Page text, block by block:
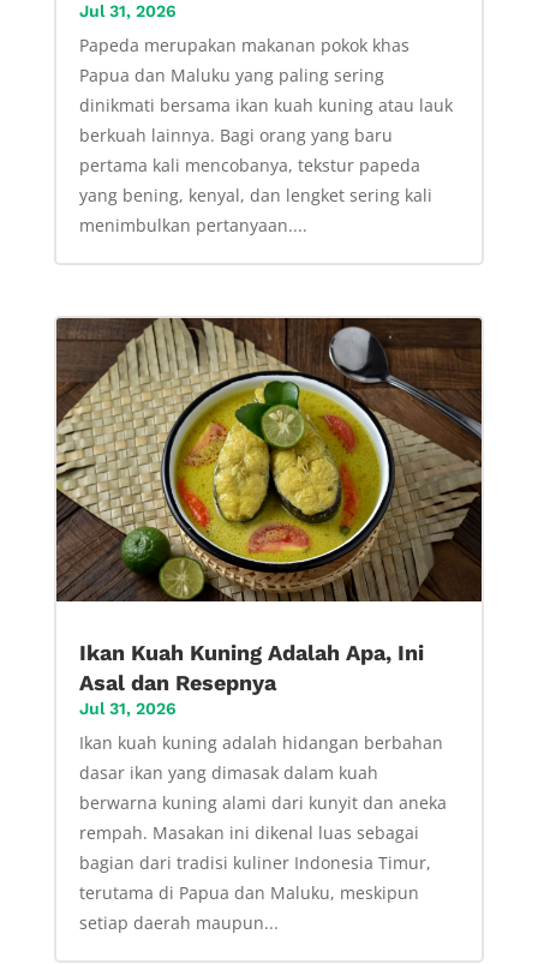
Jul 31, 2026
Papeda merupakan makanan pokok khas
Papua dan Maluku yang paling sering
dinikmati bersama ikan kuah kuning atau lauk
berkuah lainnya. Bagi orang yang baru
pertama kali mencobanya, tekstur papeda
yang bening, kenyal, dan lengket sering kali
menimbulkan pertanyaan....
Ikan Kuah Kuning Adalah Apa, Ini
Asal dan Resepnya
Jul 31, 2026
Ikan kuah kuning adalah hidangan berbahan
dasar ikan yang dimasak dalam kuah
berwarna kuning alami dari kunyit dan aneka
rempah. Masakan ini dikenal luas sebagai
bagian dari tradisi kuliner Indonesia Timur,
terutama di Papua dan Maluku, meskipun
setiap daerah maupun...